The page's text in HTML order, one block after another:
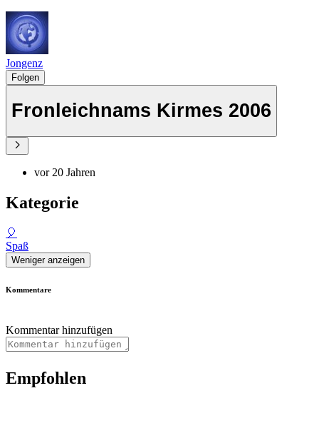
Jongenz
Folgen
Fronleichnams Kirmes 2006
vor 20 Jahren
Kategorie
🎈
Spaß
Weniger anzeigen
Kommentare
Kommentar hinzufügen
Empfohlen